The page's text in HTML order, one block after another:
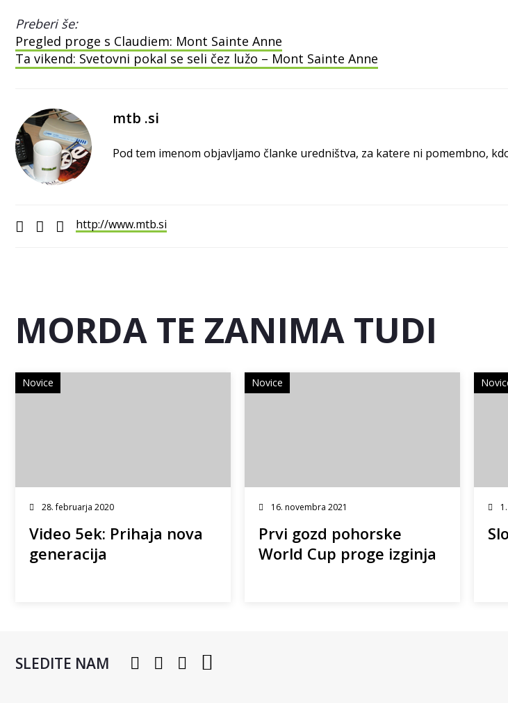
Preberi še:
Pregled proge s Claudiem: Mont Sainte Anne
Ta vikend: Svetovni pokal se seli čez lužo – Mont Sainte Anne
mtb .si
Pod tem imenom objavljamo članke uredništva, za katere ni pomembno,
http://www.mtb.si
MORDA TE ZANIMA TUDI
28. februarja 2020
Video 5ek: Prihaja nova
generacija
Novice
16. novembra 2021
Prvi gozd pohorske
World Cup proge izginja
Novice
SLEDITE NAM